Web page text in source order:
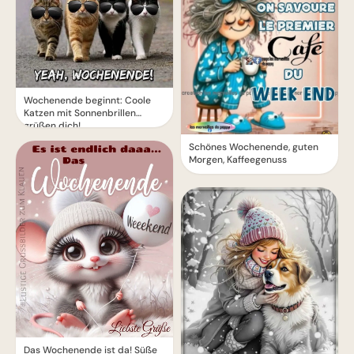
Wochenende beginnt: Coole
Katzen mit Sonnenbrillen
grüßen dich!
Das Wochenende ist da! Süße
Schönes Wochenende, guten
Morgen, Kaffeegenuss